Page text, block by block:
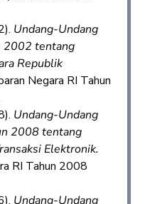
Undang-Undang
2002 tentang
Republik
Negara RI Tahun
Undang-Undang
2008 tentang
Elektronik.
RI Tahun 2008
Undang-Undang